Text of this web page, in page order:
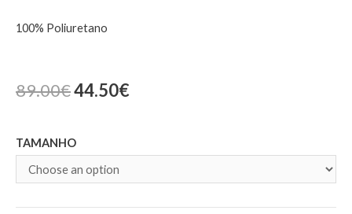
100% Poliuretano
89.00€44.50€
TAMANHO